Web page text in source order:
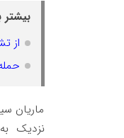
بیشتر
از
ماریان
نزدیک